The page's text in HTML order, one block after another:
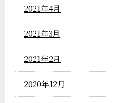
2021年4月
2021年3月
2021年2月
2020年12月